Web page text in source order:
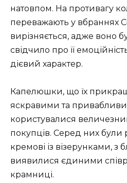
натовпом. На противагу
переважають у вбраннях
вирізняється, адже воно
свідчило про її
дієвий характер.
Капелюшки, що їх
яскравими та
користувалися
покупців. Серед них були
кремові із візерунками, з
виявилися єдиними
крамниці.